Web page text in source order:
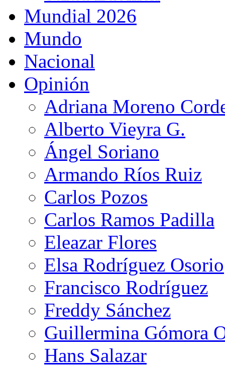
Mundial 2026
Mundo
Nacional
Opinión
Adriana Moreno
Alberto Vieyra G.
Ángel Soriano
Armando Ríos Ruiz
Carlos Pozos
Carlos Ramos Padilla
Eleazar Flores
Elsa Rodríguez Osorio
Francisco Rodríguez
Freddy Sánchez
Guillermina Gómora
Hans Salazar